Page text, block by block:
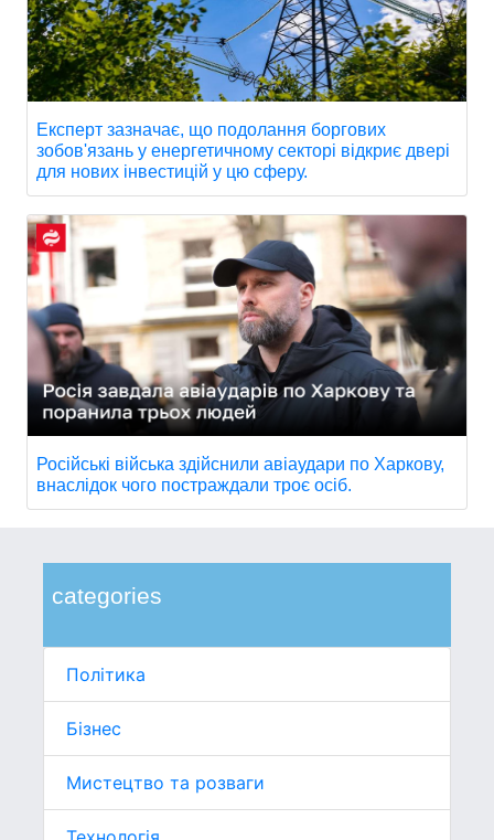
categories
Політика
Бізнес
Мистецтво та розваги
Експерт зазначає, що подолання боргових
зобов'язань у енергетичному секторі відкриє двері
для нових інвестицій у цю сферу.
Російські війська здійснили авіаудари по Харкову,
внаслідок чого постраждали троє осіб.